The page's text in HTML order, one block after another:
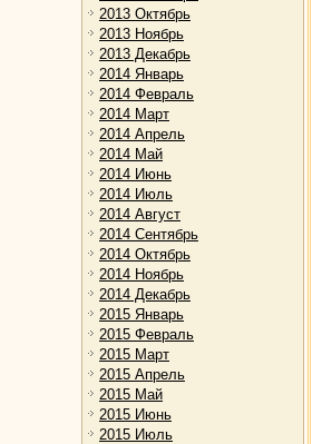
2013 Октябрь
2013 Ноябрь
2013 Декабрь
2014 Январь
2014 Февраль
2014 Март
2014 Апрель
2014 Май
2014 Июнь
2014 Июль
2014 Август
2014 Сентябрь
2014 Октябрь
2014 Ноябрь
2014 Декабрь
2015 Январь
2015 Февраль
2015 Март
2015 Апрель
2015 Май
2015 Июнь
2015 Июль